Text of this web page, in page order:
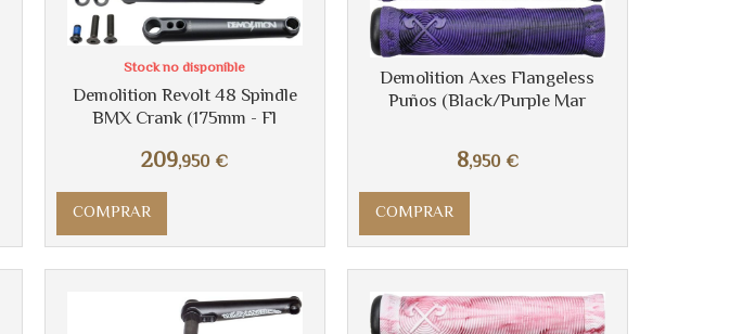
Demolition Revolt 48 Spindle
BMX Crank (175mm - Fl
209,950 €
Stock no disponible
COMPRAR
Demolition Axes Flangeless
Puños (Black/Purple Mar
8,950 €
COMPRAR